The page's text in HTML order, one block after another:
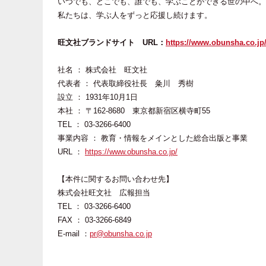
私たちは、学ぶ人をずっと応援し続けます。
旺文社ブランドサイト URL： https://
社名 ： 株式会社 旺文社
代表者 ： 代表取締役社長 粂川 秀樹
設立 ： 1931年10月1日
本社 ： 〒162-8680 東京都新宿区横寺町55
TEL ： 03-3266-6400
事業内容 ： 教育・情報をメインとした総合出版と事業
URL ：
https://www.obunsha.co.jp/
【本件に関するお問い合わせ先】
株式会社旺文社 広報担当
TEL ： 03-3266-6400
FAX ： 03-3266-6849
E-mail ： pr@obunsha.co.jp